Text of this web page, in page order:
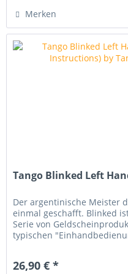
Merken
Tango Blinked Left
Der argentinische Meister
einmal geschafft. Blinked
Serie von
typischen
26,90 € *